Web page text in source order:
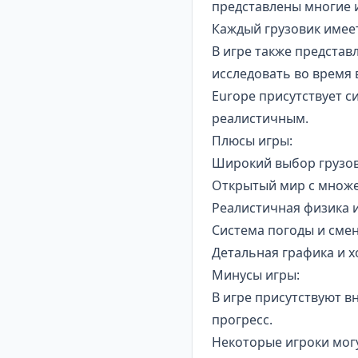
представлены многие
Каждый грузовик
В игре также
исследовать во время
Europe присутствует
реалистичным.
Плюсы игры:
Широкий выбор
Открытый мир с
Реалистичная физика
Система погоды и
Детальная графика и
Минусы игры:
В игре присутствуют
прогресс.
Некоторые игроки